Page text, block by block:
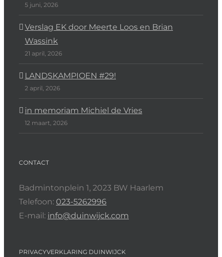
5 juni, 2026
Verslag EK door Meerte Loos en Brian
Wassink
21 april, 2026
LANDSKAMPIOEN #29!
2 april, 2026
in memoriam Michiel de Vries
12 maart, 2026
CONTACT
Badmintonplein 1, 2023 BW Haarlem
Telefoon: 023-5262996
E-mail: info@duinwijck.com
PRIVACYVERKLARING DUINWIJCK